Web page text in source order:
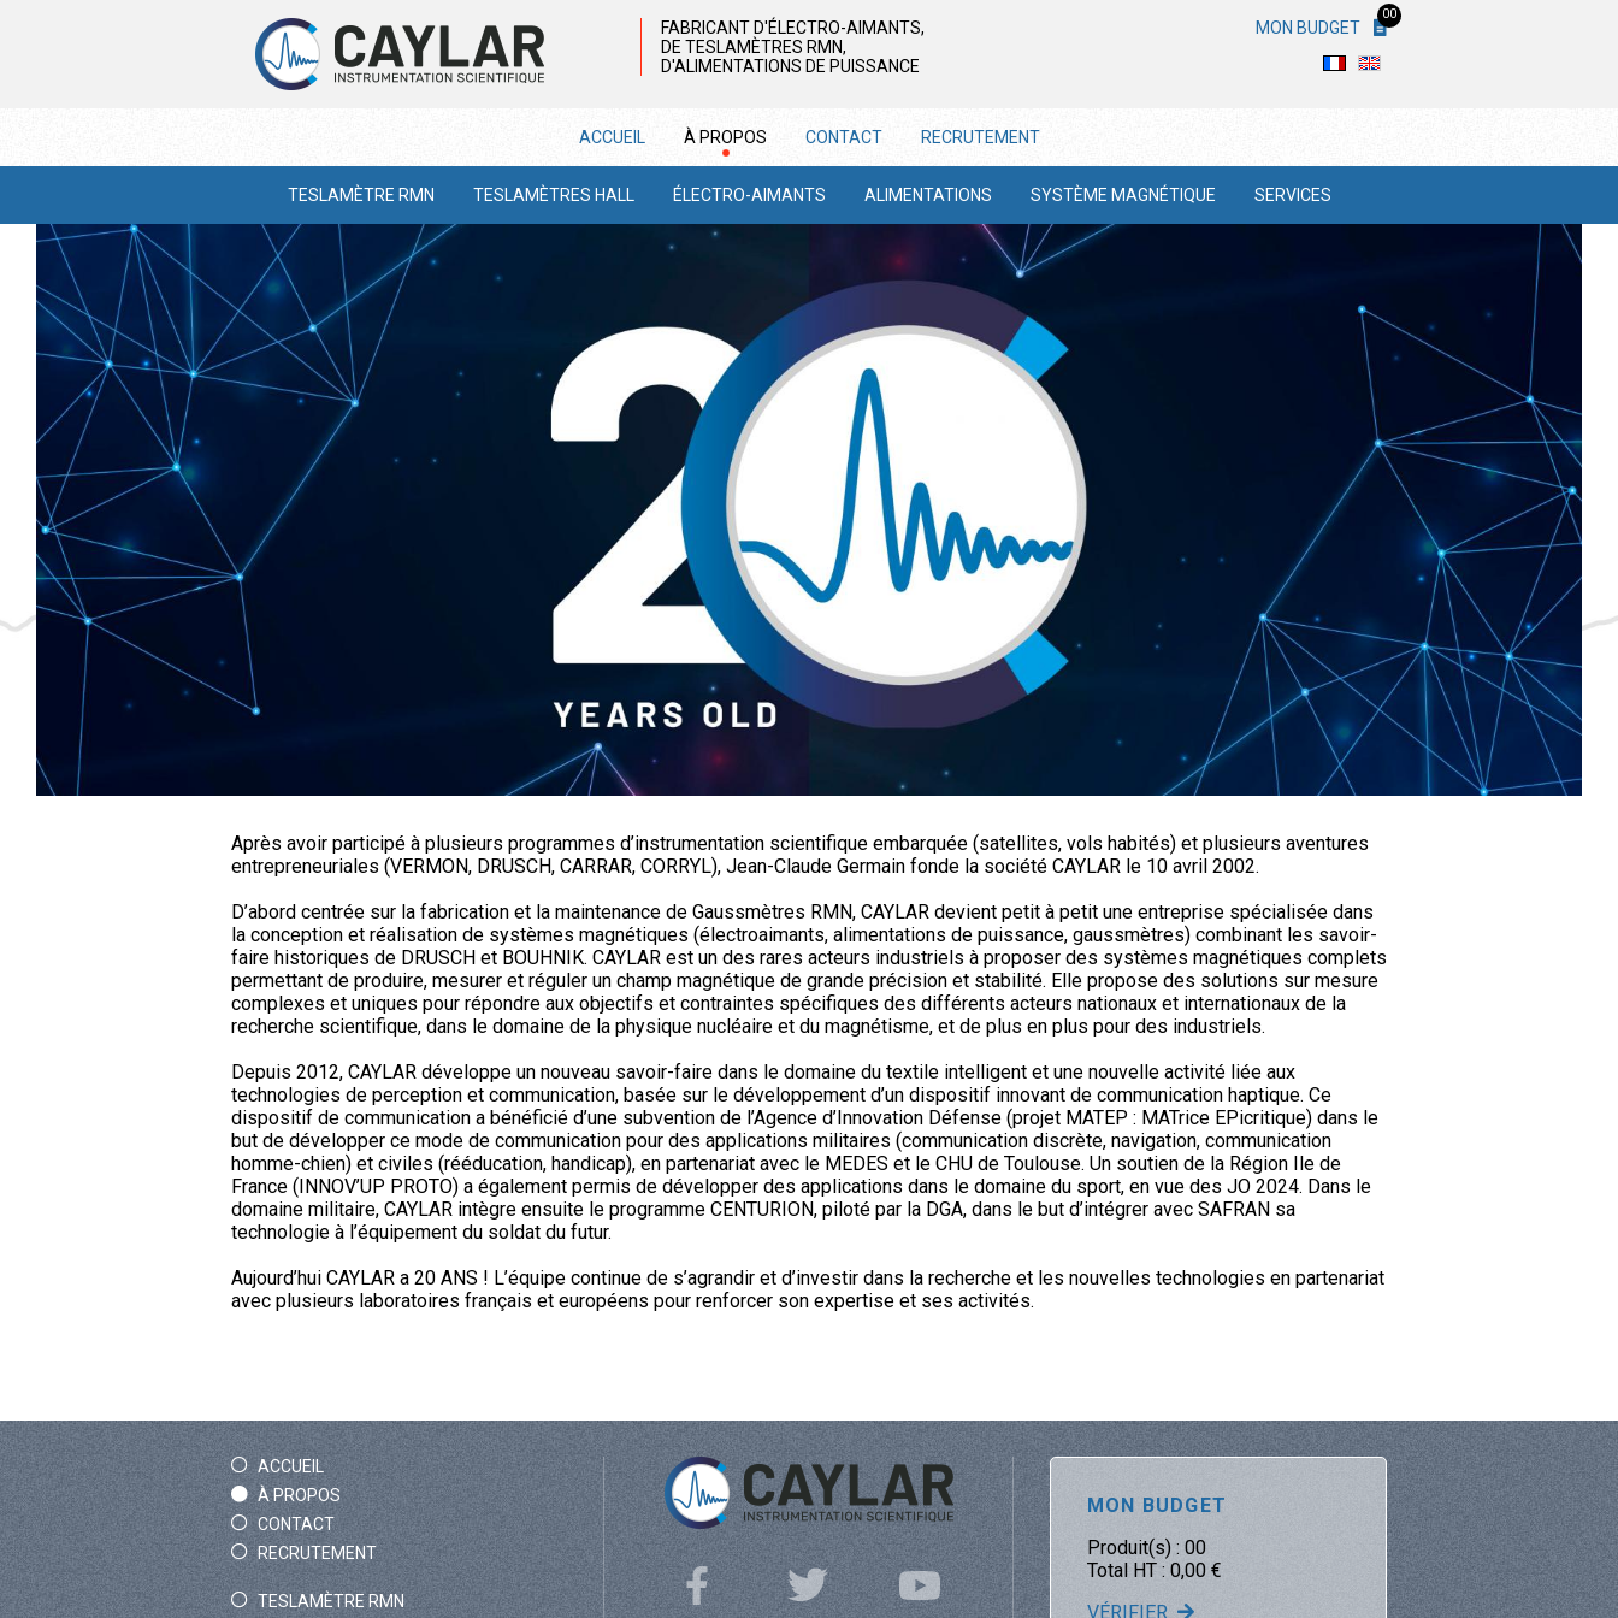
FABRICANT D'ÉLECTRO-AIMANTS,
DE TESLAMÈTRES RMN,
D'ALIMENTATIONS DE PUISSANCE
MON BUDGET
00
ACCUEIL À PROPOS CONTACT RECRUTEMENT
TESLAMÈTRE RMN TESLAMÈTRES HALL ÉLECTRO-AIMANTS ALIMENTATIONS SYSTÈME MAGNÉTIQUE SERVICES
Après avoir participé à plusieurs programmes d’instrumentation scientifique embarquée (satellites, vols habités) et plusieurs aventures
entrepreneuriales (VERMON, DRUSCH, CARRAR, CORRYL), Jean-Claude Germain fonde la société CAYLAR le 10 avril 2002.
D’abord centrée sur la fabrication et la maintenance de Gaussmètres RMN, CAYLAR devient petit à petit une entreprise spécialisée dans
la conception et réalisation de systèmes magnétiques (électroaimants, alimentations de puissance, gaussmètres) combinant les savoir-
faire historiques de DRUSCH et BOUHNIK. CAYLAR est un des rares acteurs industriels à proposer des systèmes magnétiques complets
permettant de produire, mesurer et réguler un champ magnétique de grande précision et stabilité. Elle propose des solutions sur mesure
complexes et uniques pour répondre aux objectifs et contraintes spécifiques des différents acteurs nationaux et internationaux de la
recherche scientifique, dans le domaine de la physique nucléaire et du magnétisme, et de plus en plus pour des industriels.
Depuis 2012, CAYLAR développe un nouveau savoir-faire dans le domaine du textile intelligent et une nouvelle activité liée aux
technologies de perception et communication, basée sur le développement d’un dispositif innovant de communication haptique. Ce
dispositif de communication a bénéficié d’une subvention de l’Agence d’Innovation Défense (projet MATEP : MATrice EPicritique) dans le
but de développer ce mode de communication pour des applications militaires (communication discrète, navigation, communication
homme-chien) et civiles (rééducation, handicap), en partenariat avec le MEDES et le CHU de Toulouse. Un soutien de la Région Ile de
France (INNOV’UP PROTO) a également permis de développer des applications dans le domaine du sport, en vue des JO 2024. Dans le
domaine militaire, CAYLAR intègre ensuite le programme CENTURION, piloté par la DGA, dans le but d’intégrer avec SAFRAN sa
technologie à l’équipement du soldat du futur.
Aujourd’hui CAYLAR a 20 ANS ! L’équipe continue de s’agrandir et d’investir dans la recherche et les nouvelles technologies en partenariat
avec plusieurs laboratoires français et européens pour renforcer son expertise et ses activités.
ACCUEIL
À PROPOS
CONTACT
RECRUTEMENT
TESLAMÈTRE RMN
MON BUDGET
Produit(s) : 00
Total HT : 0,00 €
VÉRIFIER